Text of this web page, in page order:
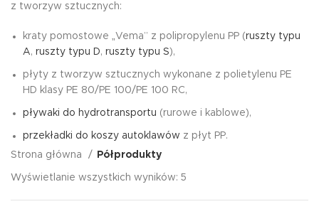
z tworzyw sztucznych:
kraty pomostowe „Vema” z polipropylenu PP (ruszty typu
A, ruszty typu D, ruszty typu S),
płyty z tworzyw sztucznych wykonane z polietylenu PE
HD klasy PE 80/PE 100/PE 100 RC,
pływaki do hydrotransportu (rurowe i kablowe),
przekładki do koszy autoklawów z płyt PP.
Strona główna
Półprodukty
Wyświetlanie wszystkich wyników: 5